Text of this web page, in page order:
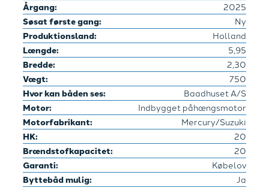
Årgang: 2025
Søsat første gang: Ny
Produktionsland: Holland
Længde: 5,95
Bredde: 2,30
Vægt: 750
Hvor kan båden ses: Baadhuset A/S
Motor: Indbygget påhængsmotor
Motorfabrikant: Mercury/Suzuki
HK: 20
Brændstofkapacitet: 20
Garanti: Købelov
Byttebåd mulig: Ja